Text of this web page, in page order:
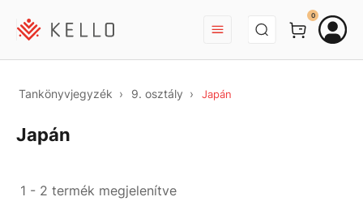
BEJELENTKEZÉS
0
Tankönyvjegyzék 9. osztály Japán
Japán
1 - 2 termék megjelenítve